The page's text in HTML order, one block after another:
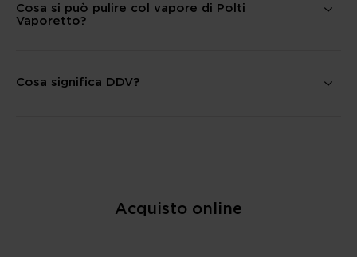
Cosa si può pulire col vapore di Polti
Vaporetto?
Cosa significa DDV?
Acquisto online